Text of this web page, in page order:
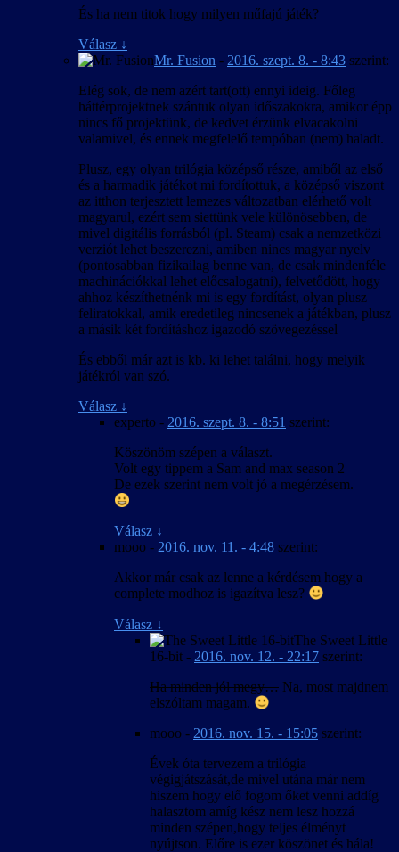
És ha nem titok hogy milyen műfajú játék?
Válasz ↓
Mr. Fusion - 2016. szept. 8. - 8:43 szerint:
Elég sok, de nem azért tart(ott) ennyi ideig. Főleg
háttérprojektnek szántuk olyan időszakokra, amikor épp
nincs fő projektünk, de kedvet érzünk elvacakolni
valamivel, és ennek megfelelő tempóban (nem) haladt.
Plusz, egy olyan trilógia középső része, amiből az első
és a harmadik játékot mi fordítottuk, a középső viszont
az itthon terjesztett lemezes változatban elérhető volt
magyarul, ezért sem siettünk vele különösebben, de
mivel digitális forrásból (pl. Steam) csak a nemzetközi
verziót lehet beszerezni, amiben nincs magyar nyelv
(pontosabban fizikailag benne van, de csak mindenféle
machinációkkal lehet előcsalogatni), felvetődött, hogy
ahhoz készíthetnénk mi is egy fordítást, olyan plusz
feliratokkal, amik eredetileg nincsenek a játékban, plusz
a másik két fordításhoz igazodó szövegezéssel
És ebből már azt is kb. ki lehet találni, hogy melyik
játékról van szó.
Válasz ↓
experto - 2016. szept. 8. - 8:51 szerint:
Köszönöm szépen a választ.
Volt egy tippem a Sam and max season 2
De ezek szerint nem volt jó a megérzésem.
Válasz ↓
mooo - 2016. nov. 11. - 4:48 szerint:
Akkor már csak az lenne a kérdésem hogy a
complete modhoz is igazítva lesz?
Válasz ↓
The Sweet Little
16-bit - 2016. nov. 12. - 22:17 szerint:
Ha minden jól megy… Na, most majdnem
elszóltam magam.
mooo - 2016. nov. 15. - 15:05 szerint:
Évek óta tervezem a trilógia
végigjátszását,de mivel utána már nem
hiszem hogy elő fogom őket venni addíg
halasztom amíg kész nem lesz hozzá
minden szépen,hogy teljes élményt
nyújtson. Előre is ezer köszönet és hála!